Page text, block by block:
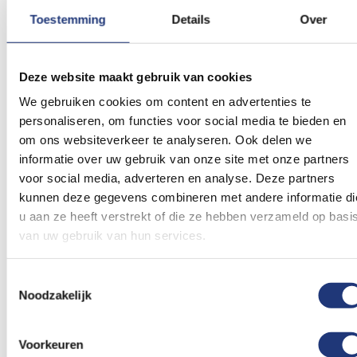
Toestemming Details Over
Deze website maakt gebruik van cookies
We gebruiken cookies om content en advertenties te
personaliseren, om functies voor social media te bieden en
om ons websiteverkeer te analyseren. Ook delen we
informatie over uw gebruik van onze site met onze partners
voor social media, adverteren en analyse. Deze partners
kunnen deze gegevens combineren met andere informatie
u aan ze heeft verstrekt of die ze hebben verzameld op
van uw gebruik van hun services.
Noodzakelijk
Voorkeuren
stuks
2,69
Voor 16:00 besteld, dezelfde
dag verzonden
In winkelmand
Sinterklaasavond
Vanaf 2,27
Voor 16:00 besteld, dezelfde
dag verzonden
In winkelmand
Voeg
toe
verlanglijst
Voeg
toe
aan